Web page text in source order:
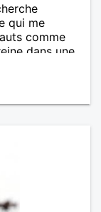
qui me
comme
dans une